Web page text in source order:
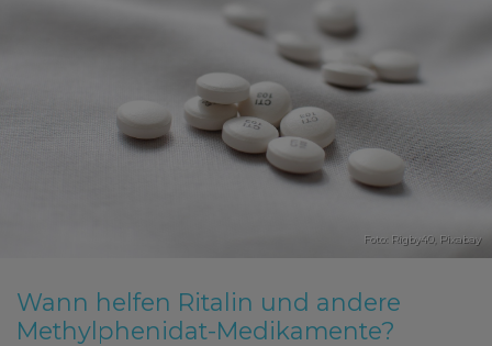
Foto: Rigby40, Pixabay
Wann helfen Ritalin und andere
Methylphenidat-Medikamente?